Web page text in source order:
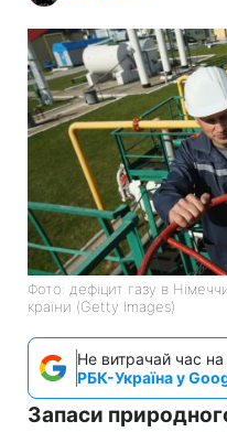
Фото: дефіцит газу в
країни (Getty Images)
Не витрачай час
РБК-Україна у
Запаси